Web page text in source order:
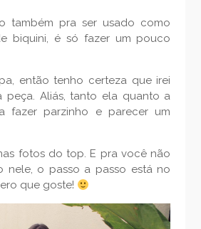
também pra ser usado como
biquini, é só fazer um pouco
então tenho certeza que irei
peça. Aliás, tanto ela quanto a
fazer parzinho e parecer um
fotos do top. E pra você não
nele, o passo a passo está no
que goste!